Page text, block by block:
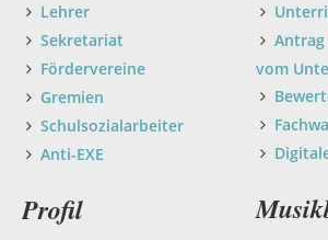
Lehrer
Sekretariat
Fördervereine
Gremien
Schulsozialarbeiter
Anti-EXE
vom
Profil